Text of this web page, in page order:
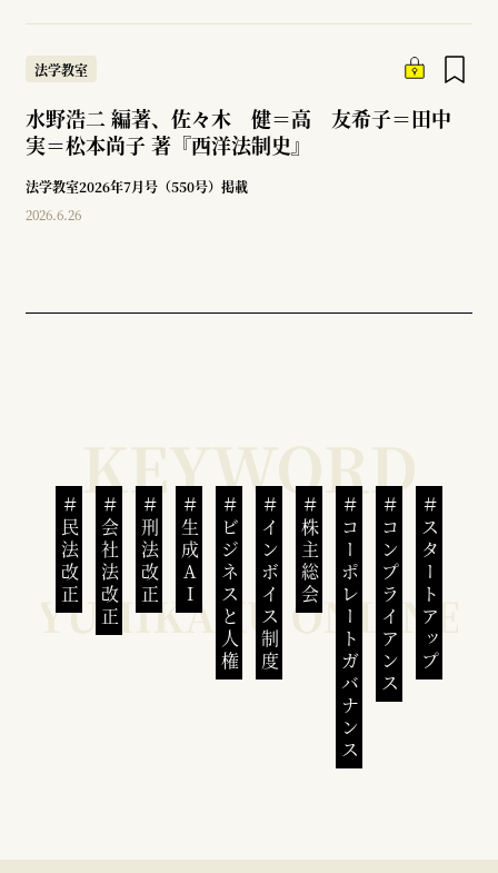
法学教室
水野浩二 編著、佐々木 健＝高 友希子＝田中
実＝松本尚子 著『西洋法制史』
法学教室2026年7月号（550号）掲載
2026.6.26
民法改正 会社法改正 刑法改正 生成AI ビジネスと人権インボイス制度 株主総会 コーポレートガバナンスコンプライアンススタートアップ